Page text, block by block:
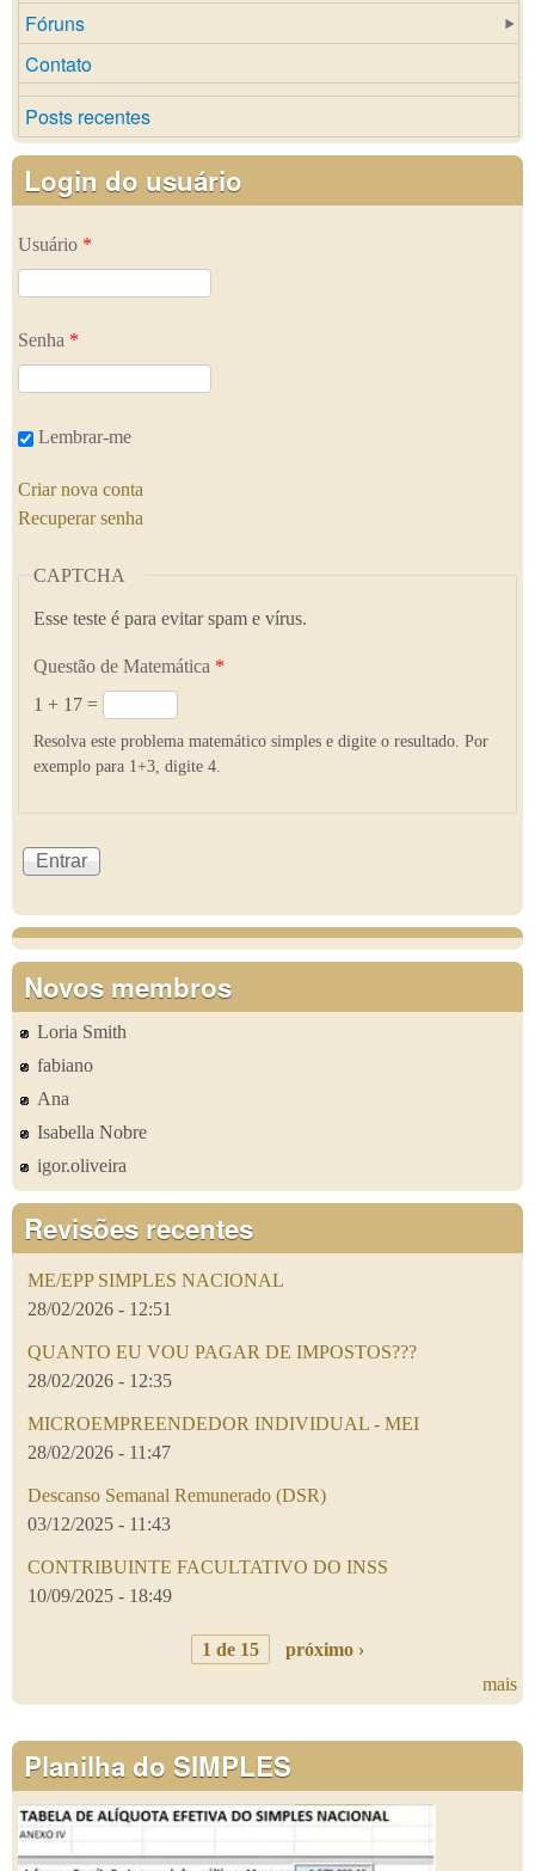
Fóruns
Contato
Posts recentes
Login do usuário
Usuário *
Senha *
Lembrar-me
Criar nova conta
Recuperar senha
CAPTCHA
Esse teste é para evitar spam e vírus.
Questão de Matemática *
1 + 17 =
Resolva este problema matemático simples e digite o resultado. Por
exemplo para 1+3, digite 4.
Novos membros
Loria Smith
fabiano
Ana
Isabella Nobre
igor.oliveira
Revisões recentes
ME/EPP SIMPLES NACIONAL
28/02/2026 - 12:51
QUANTO EU VOU PAGAR DE IMPOSTOS???
28/02/2026 - 12:35
MICROEMPREENDEDOR INDIVIDUAL - MEI
28/02/2026 - 11:47
Descanso Semanal Remunerado (DSR)
03/12/2025 - 11:43
CONTRIBUINTE FACULTATIVO DO INSS
10/09/2025 - 18:49
1 de 15
próximo ›
mais
Planilha do SIMPLES